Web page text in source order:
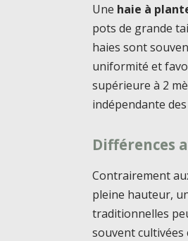
Une haie à
pots de grande
haies sont
uniformité et
supérieure à 2
indépendante
Différences
Contrairement
pleine hauteur,
traditionnelles
souvent cultivées